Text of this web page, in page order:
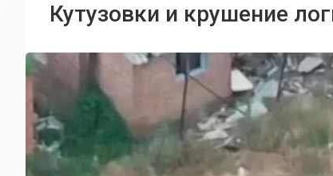
Кутузовки и крушение